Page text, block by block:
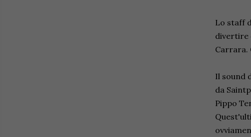
Lo staff
divertire
Carrara.
Il sound
da
Pippo